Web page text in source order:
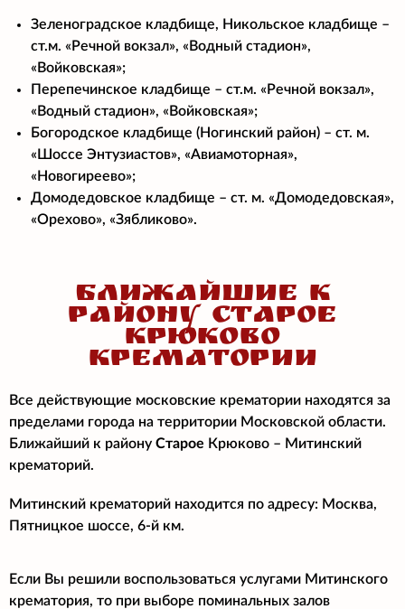
Зеленоградское кладбище, Никольское кладбище –
ст.м. «Речной вокзал», «Водный стадион»,
«Войковская»;
Перепечинское кладбище – ст.м. «Речной вокзал»,
«Водный стадион», «Войковская»;
Богородское кладбище (Ногинский район) – ст. м.
«Шоссе Энтузиастов», «Авиамоторная»,
«Новогиреево»;
Домодедовское кладбище – ст. м. «Домодедовская»,
«Орехово», «Зябликово».
БЛИЖАЙШИЕ К
РАЙОНУ СТАРОЕ
КРЮКОВО
КРЕМАТОРИИ
Все действующие московские крематории находятся за
пределами города на территории Московской области.
Ближайший к району Старое Крюково – Митинский
крематорий.
Митинский крематорий находится по адресу: Москва,
Пятницкое шоссе, 6-й км.
Если Вы решили воспользоваться услугами Митинского
крематория, то при выборе поминальных залов